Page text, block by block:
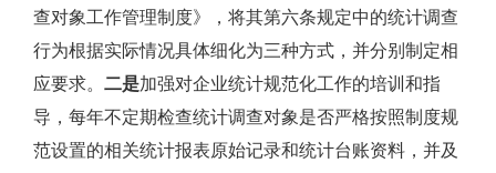
查对象工作管理制度》，将其第六条规定中的统计调查
行为根据实际情况具体细化为三种方式，并分别制定相
应要求。 二是加强对企业统计规范化工作的培训和指
导，每年不定期检查统计调查对象是否严格按照制度规
范设置的相关统计报表原始记录和统计台账资料，并及